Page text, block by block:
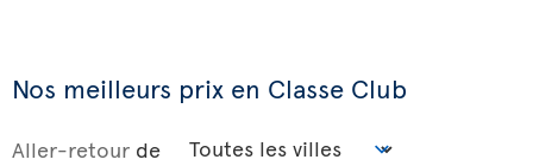
Nos meilleurs prix en Classe Club
Aller-retour de